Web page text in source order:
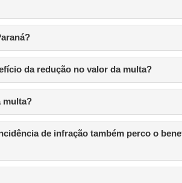
da redução no valor da multa?
multa?
de infração também perco o